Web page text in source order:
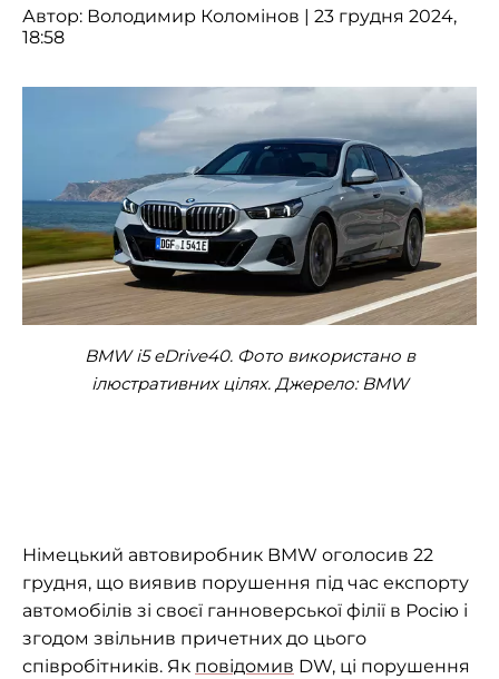
Автор: Володимир Коломінов | 23 грудня 2024,
18:58
BMW i5 eDrive40. Фото використано в
ілюстративних цілях. Джерело: BMW
Німецький автовиробник BMW оголосив 22
грудня, що виявив порушення під час експорту
автомобілів зі своєї ганноверської філії в Росію і
згодом звільнив причетних до цього
співробітників. Як повідомив DW, ці порушення